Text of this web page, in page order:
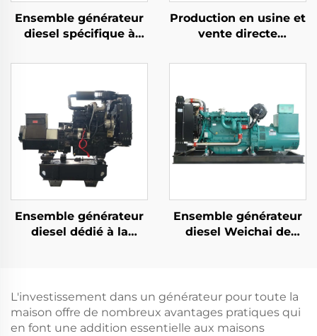
Ensemble générateur
diesel spécifique à
100KW pour la
d'électricité
Production en usine et
vente directe
générateurs diesel
Ensemble générateur
diesel dédié à la
Ensemble générateur
diesel Weichai de
en énergie
L'investissement dans un générateur pour toute la
maison offre de nombreux avantages pratiques qui
en font une addition essentielle aux maisons